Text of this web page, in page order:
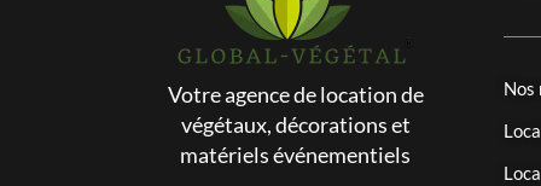
Votre agence de location de
végétaux, décorations et
matériels événementiels
Nos